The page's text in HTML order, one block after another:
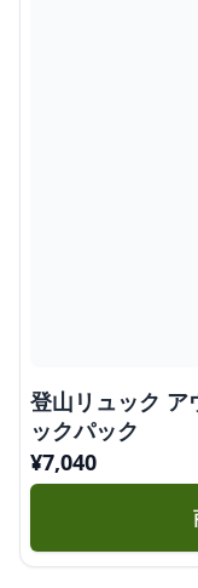
登山リュック ア
ックパック
¥7,040